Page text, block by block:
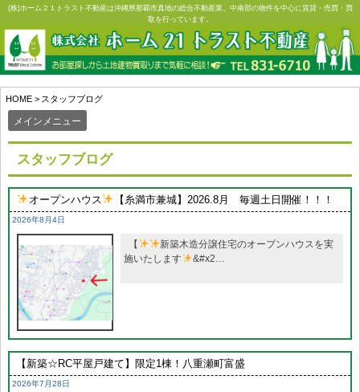
Skip
content
(株)ホーム２１トラスト不動産は沖縄県那覇市真地の総合不動産業。中南部の物件を中心に賃貸・売買・買
取を行っています。
HOME > スタッフブログ
メインメニュー
スタッフブログ
オープンハウス 【糸満市兼城】2026.8月 毎週土日開催！！！
2026年8月4日
【
新築木造分譲住宅のオープンハウスを実
施いたします
&#x2…
【新築☆RC平屋戸建て】限定1棟！八重瀬町富盛
2026年7月28日